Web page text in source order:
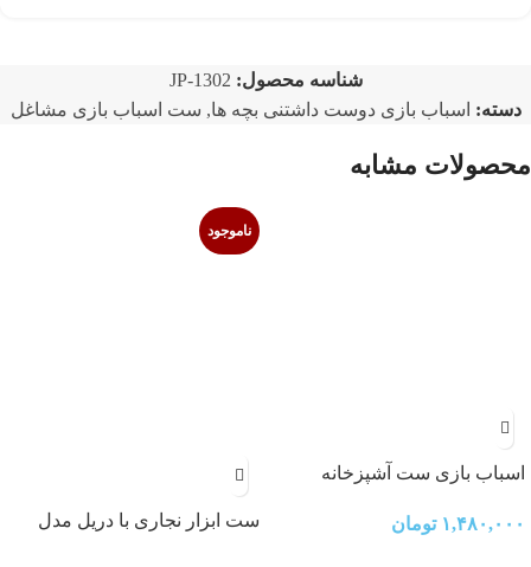
شناسه محصول: JP-1302
دسته: اسباب بازی دوست داشتنی بچه ها, ست اسباب بازی مشاغل
محصولات مشابه
اسباب بازی ست آشپزخانه
۱,۴۸۰,۰۰۰ تومان
ناموجود
ست ابزار نجاری با دریل مدل